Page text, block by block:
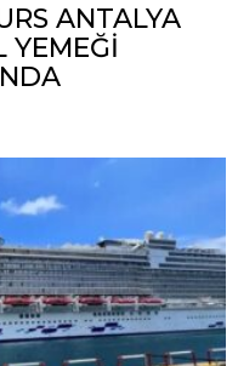
ANTALYA
YEMEĞİ